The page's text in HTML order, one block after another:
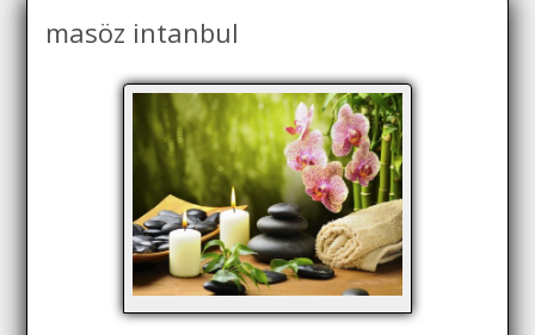
masöz intanbul